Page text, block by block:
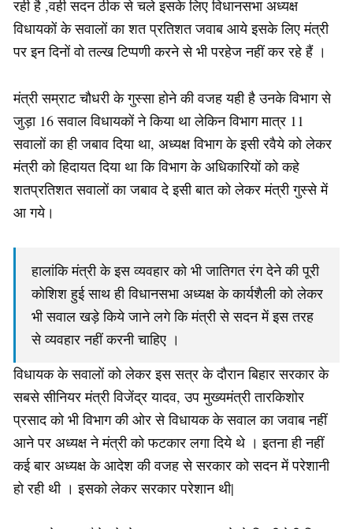
रही है ,वही सदन ठीक से चले इसके लिए विधानसभा अध्यक्ष
विधायकों के सवालों का शत प्रतिशत जवाब आये इसके लिए मंत्री
पर इन दिनों वो तल्ख टिप्पणी करने से भी परहेज नहीं कर रहे हैं ।
मंत्री सम्राट चौधरी के गुस्सा होने की वजह यही है उनके विभाग से
जुड़ा 16 सवाल विधायकों ने किया था लेकिन विभाग मात्र 11
सवालों का ही जबाव दिया था, अध्यक्ष विभाग के इसी रवैये को लेकर
मंत्री को हिदायत दिया था कि विभाग के अधिकारियों को कहे
शतप्रतिशत सवालों का जबाव दे इसी बात को लेकर मंत्री गुस्से में
आ गये।
हालांकि मंत्री के इस व्यवहार को भी जातिगत रंग देने की पूरी
कोशिश हुई साथ ही विधानसभा अध्यक्ष के कार्यशैली को लेकर
भी सवाल खड़े किये जाने लगे कि मंत्री से सदन में इस तरह
से व्यवहार नहीं करनी चाहिए ।
विधायक के सवालों को लेकर इस सत्र के दौरान बिहार सरकार के
सबसे सीनियर मंत्री विजेंद्र यादव, उप मुख्यमंत्री तारकिशोर
प्रसाद को भी विभाग की ओर से विधायक के सवाल का जवाब नहीं
आने पर अध्यक्ष ने मंत्री को फटकार लगा दिये थे । इतना ही नहीं
कई बार अध्यक्ष के आदेश की वजह से सरकार को सदन में परेशानी
हो रही थी । इसको लेकर सरकार परेशान थी|